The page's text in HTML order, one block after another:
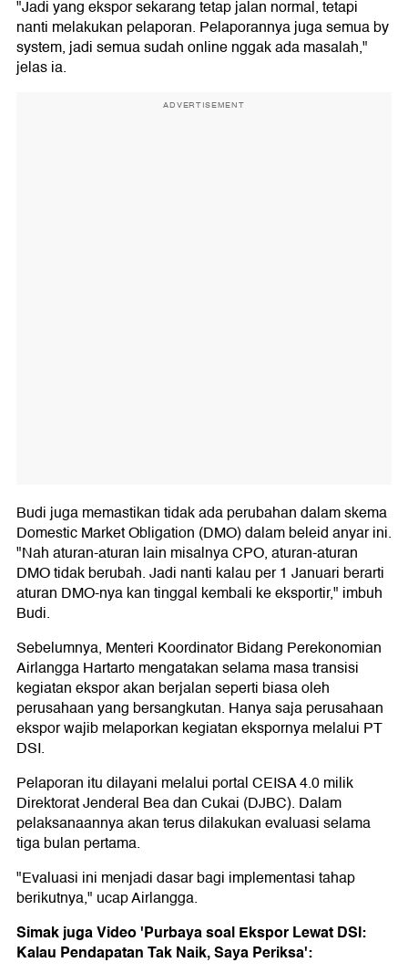
"Jadi yang ekspor sekarang tetap jalan normal, tetapi
nanti melakukan pelaporan. Pelaporannya juga semua by
system, jadi semua sudah online nggak ada masalah,"
jelas ia.
ADVERTISEMENT
Budi juga memastikan tidak ada perubahan dalam skema
Domestic Market Obligation (DMO) dalam beleid anyar ini.
"Nah aturan-aturan lain misalnya CPO, aturan-aturan
DMO tidak berubah. Jadi nanti kalau per 1 Januari berarti
aturan DMO-nya kan tinggal kembali ke eksportir," imbuh
Budi.
Sebelumnya, Menteri Koordinator Bidang Perekonomian
Airlangga Hartarto mengatakan selama masa transisi
kegiatan ekspor akan berjalan seperti biasa oleh
perusahaan yang bersangkutan. Hanya saja perusahaan
ekspor wajib melaporkan kegiatan ekspornya melalui PT
DSI.
Pelaporan itu dilayani melalui portal CEISA 4.0 milik
Direktorat Jenderal Bea dan Cukai (DJBC). Dalam
pelaksanaannya akan terus dilakukan evaluasi selama
tiga bulan pertama.
"Evaluasi ini menjadi dasar bagi implementasi tahap
berikutnya," ucap Airlangga.
Simak juga Video 'Purbaya soal Ekspor Lewat DSI:
Kalau Pendapatan Tak Naik, Saya Periksa':